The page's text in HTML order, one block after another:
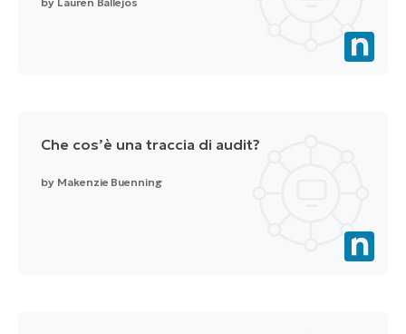
Che cos’è una traccia di audit?
by Makenzie Buenning